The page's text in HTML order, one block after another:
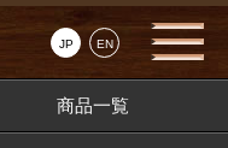
JP EN
商品一覧